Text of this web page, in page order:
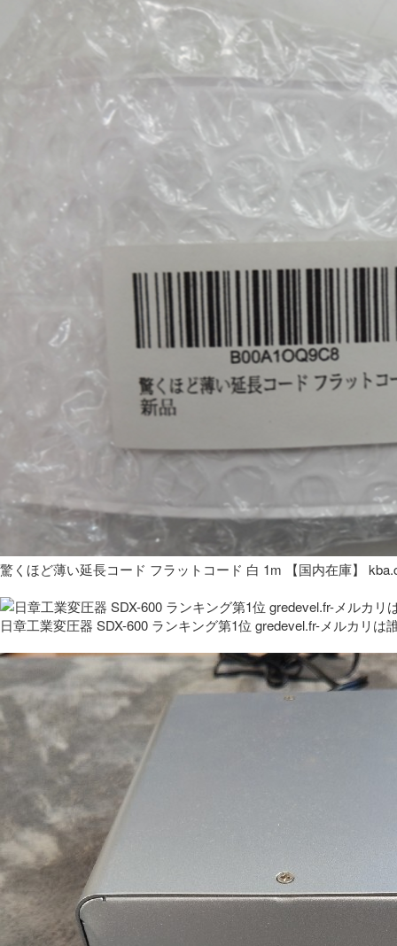
驚くほど薄い延長コード フラットコード 白 1m 【国内在庫】
日章工業変圧器 SDX-600 ランキング第1位 gredevel.fr-メルカリは